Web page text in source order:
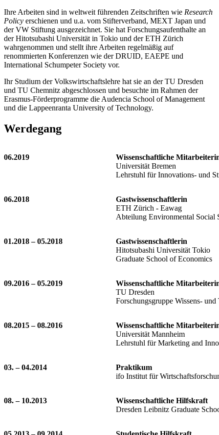
Ihre Arbeiten sind in weltweit führenden Zeitschriften wie Research
Policy erschienen und u.a. vom Stifterverband, MEXT Japan und
der VW Stiftung ausgezeichnet. Sie hat Forschungsaufenthalte an
der Hitotsubashi Universität in Tokio und der ETH Zürich
wahrgenommen und stellt ihre Arbeiten regelmäßig auf
renommierten Konferenzen wie der DRUID, EAEPE und
International Schumpeter Society vor.
Ihr Studium der Volkswirtschaftslehre hat sie an der TU Dresden
und TU Chemnitz abgeschlossen und besuchte im Rahmen der
Erasmus-Förderprogramme die Audencia School of Management
und die Lappeenranta University of Technology.
Werdegang
06.2019
Wissenschaftliche
Universität Bremen
Lehrstuhl für Innovations- und
06.2018
Gastwissenschaftlerin
ETH Zürich - Eawag
Abteilung Environmental Social
01.2018 – 05.2018
Gastwissenschaftlerin
Hitotsubashi Universität Tokio
Graduate School of Economics
09.2016 – 05.2019
Wissenschaftliche
TU Dresden
Forschungsgruppe Wissens-
08.2015 – 08.2016
Wissenschaftliche
Universität Mannheim
Lehrstuhl für Marketing and
03. – 04.2014
Praktikum
ifo Institut für
08. – 10.2013
Wissenschaftliche Hilfskraft
Dresden Leibnitz Graduate